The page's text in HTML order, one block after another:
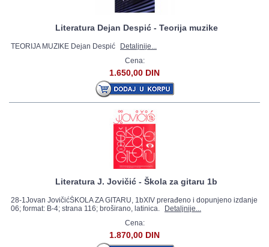
Literatura Dejan Despić - Teorija muzike
TEORIJA MUZIKE Dejan Despić
Detaljnije...
Cena:
1.650,00 DIN
Literatura J. Jovičić - Škola za gitaru 1b
28-1Jovan JovičićŠKOLA ZA GITARU, 1bXIV prerađeno i dopunjeno izdanje
06; format: B-4; strana 116; broširano, latinica.
Detaljnije...
Cena:
1.870,00 DIN